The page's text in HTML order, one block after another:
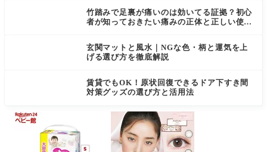
竹踏みで足裏が痛いのは効いてる証拠？初心
者が知っておきたい痛みの正体と正しい使い
玄関マットと風水｜NGな色・柄と運気を上
げる選び方を徹底解説
賃貸でもOK！原状回復できるドア下すき間
対策グッズの選び方と活用法